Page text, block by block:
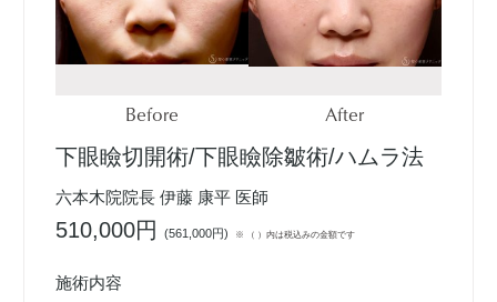
Before After
下眼瞼切開術/下眼瞼除皺術/ハムラ法
六本木院院長 伊藤 康平 医師
510,000円(561,000円) ※ （ ）内は税込みの金額です
施術内容